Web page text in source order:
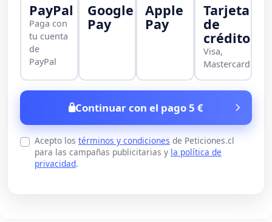
PayPal
Paga con
tu cuenta
de
PayPal
Google
Pay
Apple
Pay
Tarjeta
de
crédito
Visa,
Mastercard
Continuar con el pago 5 €
Acepto los términos y condiciones de Peticiones.cl
para las campañas publicitarias y la política de
privacidad.